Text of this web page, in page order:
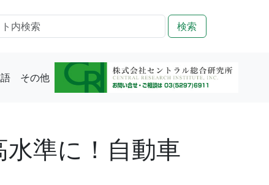
検索
その他
準に！自動車